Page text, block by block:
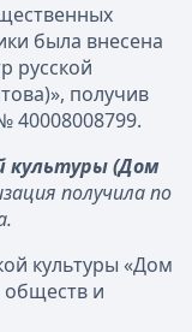
была внесена
русской
получив
40008008799.
культуры (Дом
получила по
культуры «Дом
обществ и